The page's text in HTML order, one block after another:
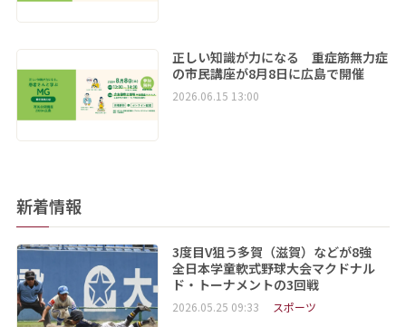
正しい知識が力になる 重症筋無力症
の市民講座が8月8日に広島で開催
2026.06.15 13:00
新着情報
3度目V狙う多賀（滋賀）などが8強
全日本学童軟式野球大会マクドナル
ド・トーナメントの3回戦
2026.05.25 09:33 スポーツ